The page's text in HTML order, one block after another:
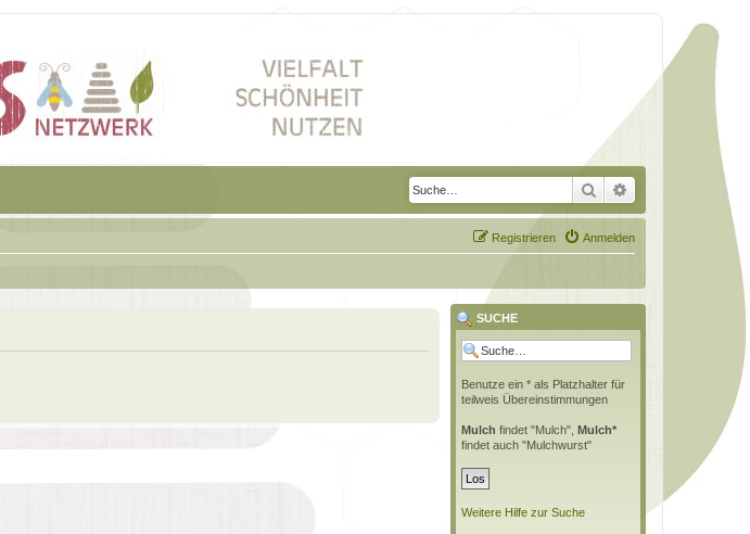
Suche Erweiterte Suche
Anmelden
Registrieren
SUCHE
Benutze ein * als Platzhalter für
teilweis Übereinstimmungen
Mulch findet "Mulch", Mulch*
findet auch "Mulchwurst"
Weitere Hilfe zur Suche